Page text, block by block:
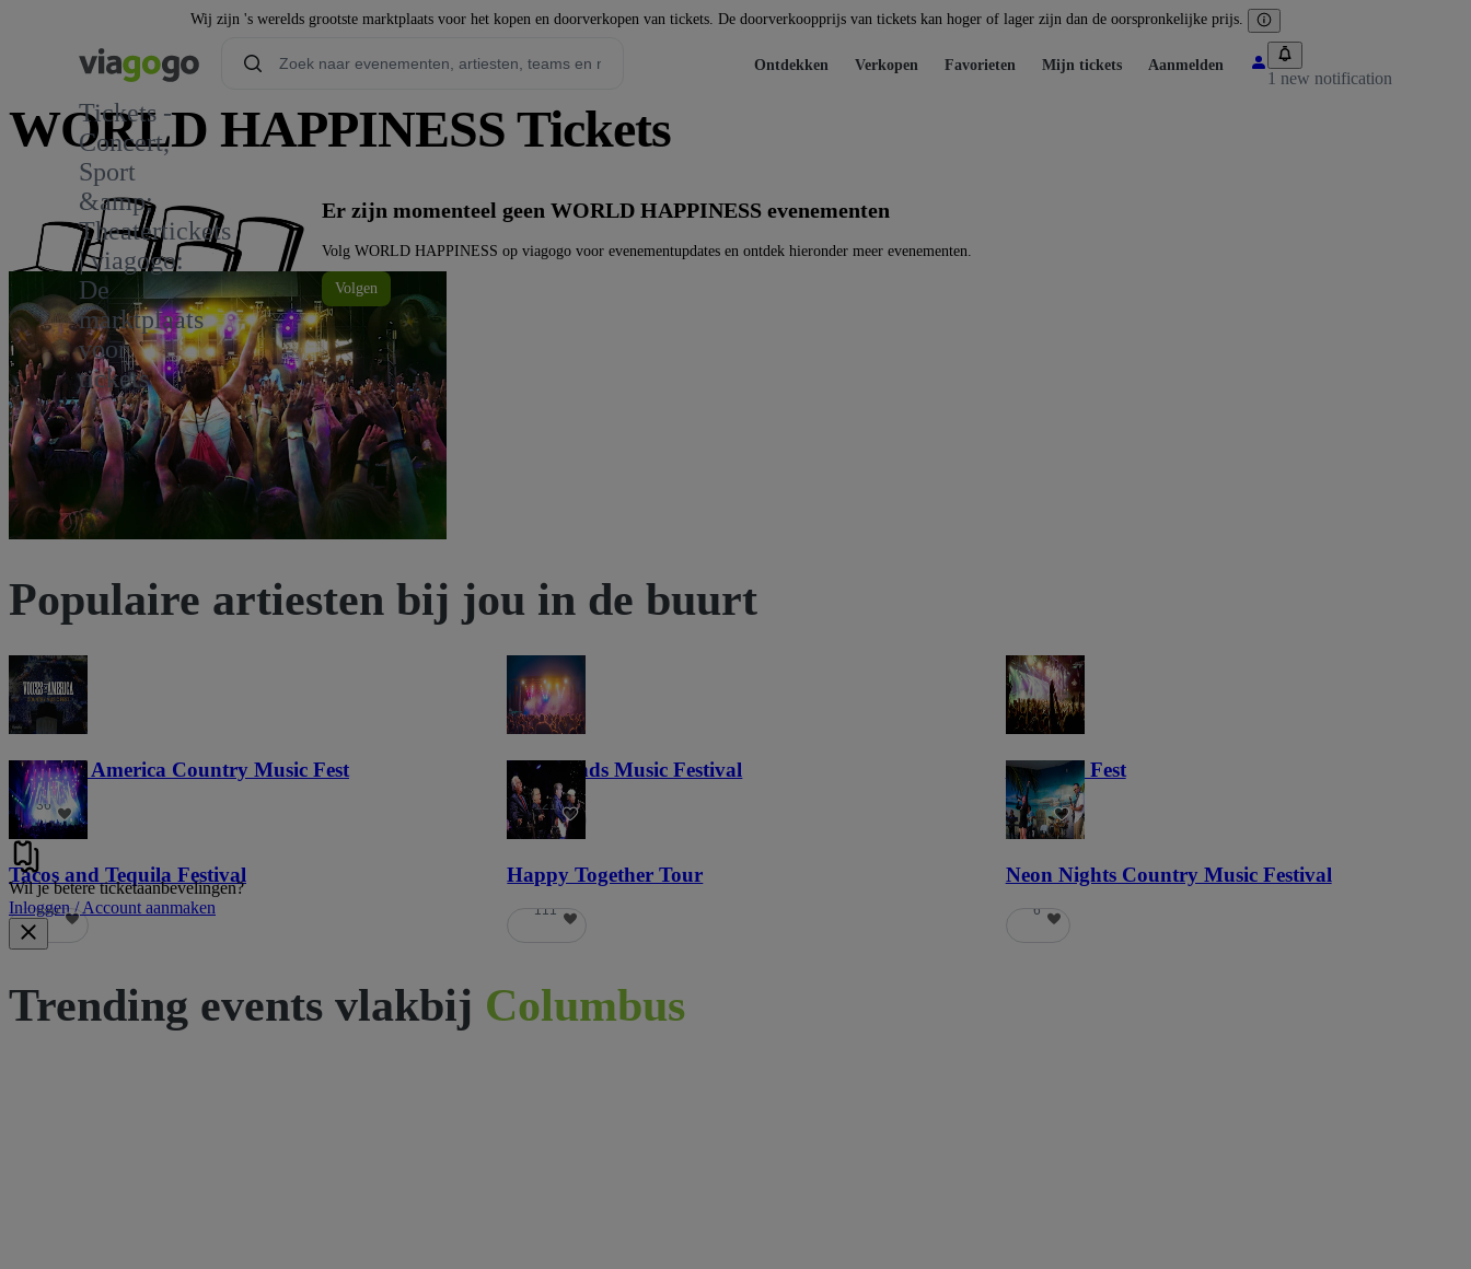
Wij zijn 's werelds grootste marktplaats voor het kopen en doorverkopen van tickets. De doorverkoopprijs van tickets kan hoger of lager zijn dan de oorspronkelijke prijs.
Tickets -
Concert,
Sport
&amp;
Theatertickets
| viagogo:
De
marktplaats
voor
tickets
Ontdekken Verkopen Favorieten Mijn tickets Aanmelden
1 new notification
WORLD HAPPINESS Tickets
Er zijn momenteel geen WORLD HAPPINESS evenementen
Volg WORLD HAPPINESS op viagogo voor evenementupdates en ontdek hieronder meer evenementen.
Volgen
Populaire artiesten bij jou in de buurt
Voices of America Country Music Fest
36
Lost Lands Music Festival
121
Haunted Fest
58
Tacos and Tequila Festival
690
Happy Together Tour
111
Neon Nights Country Music Festival
6
Wil je betere ticketaanbevelingen?
Inloggen / Account aanmaken
Trending events vlakbij Columbus